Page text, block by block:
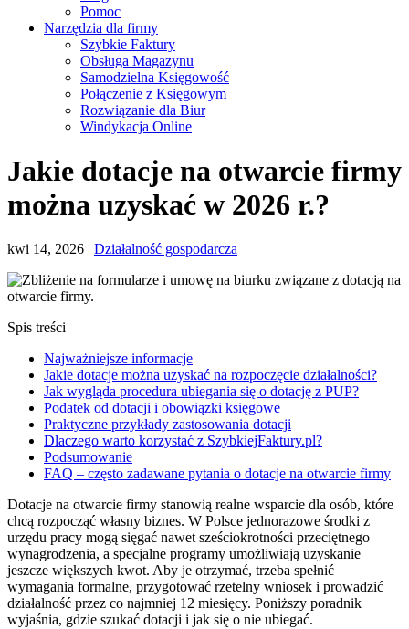
Pomoc
Narzędzia dla firmy
Szybkie Faktury
Obsługa Magazynu
Samodzielna Księgowość
Połączenie z Księgowym
Rozwiązanie dla Biur
Windykacja Online
Jakie dotacje na otwarcie firmy
można uzyskać w 2026 r.?
kwi 14, 2026 Działalność gospodarcza
Spis treści
Najważniejsze informacje
Jakie dotacje można uzyskać na rozpoczęcie działalności?
Jak wygląda procedura ubiegania się o dotację z PUP?
Podatek od dotacji i obowiązki księgowe
Praktyczne przykłady zastosowania dotacji
Dlaczego warto korzystać z SzybkiejFaktury.pl?
Podsumowanie
FAQ – często zadawane pytania o dotacje na otwarcie firmy
Dotacje na otwarcie firmy stanowią realne wsparcie dla osób, które
chcą rozpocząć własny biznes. W Polsce jednorazowe środki z
urzędu pracy mogą sięgać nawet sześciokrotności przeciętnego
wynagrodzenia, a specjalne programy umożliwiają uzyskanie
jeszcze większych kwot. Aby je otrzymać, trzeba spełnić
wymagania formalne, przygotować rzetelny wniosek i prowadzić
działalność przez co najmniej 12 miesięcy. Poniższy poradnik
wyjaśnia, gdzie szukać dotacji i jak się o nie ubiegać.